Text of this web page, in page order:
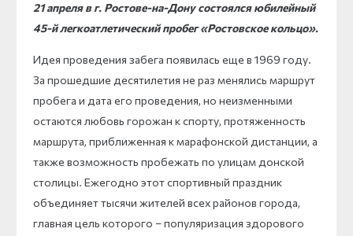
21 апреля в г. Ростове-на-Дону состоялся юбилейный
45-й легкоатлетический пробег «Ростовское кольцо».
Идея проведения забега появилась еще в 1969 году.
За прошедшие десятилетия не раз менялись маршрут
пробега и дата его проведения, но неизменными
остаются любовь горожан к спорту, протяженность
маршрута, приближенная к марафонской дистанции, а
также возможность пробежать по улицам донской
столицы. Ежегодно этот спортивный праздник
объединяет тысячи жителей всех районов города,
главная цель которого – популяризация здорового